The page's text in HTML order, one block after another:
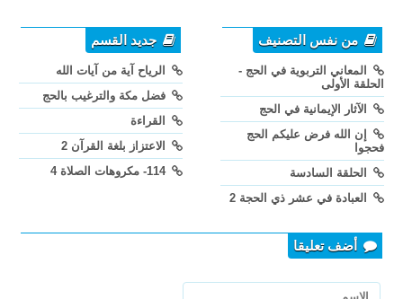
من نفس التصنيف
المعاني التربوية في الحج -
الحلقة الأولى
الآثار الإيمانية في الحج
إن الله فرض عليكم الحج
فحجوا
الحلقة السادسة
العبادة في عشر ذي الحجة 2
جديد القسم
الرياح آية من آيات الله
فضل مكة والترغيب بالحج
القراءة
الاعتزاز بلغة القرآن 2
114- مكروهات الصلاة 4
أضف تعليقا